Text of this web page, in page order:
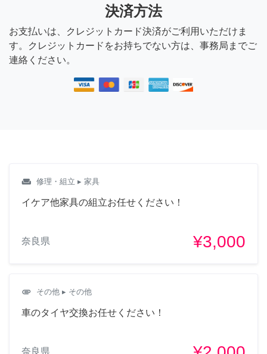
決済方法
お支払いは、クレジットカード決済がご利用いただけま
す。クレジットカードをお持ちでない方は、事務局までご
連絡ください。
weekend 修理・組立 ▸ 家具
イケア他家具の組立お任せください！
奈良県 ¥3,000
attachment その他 ▸ その他
車のタイヤ交換お任せください！
奈良県